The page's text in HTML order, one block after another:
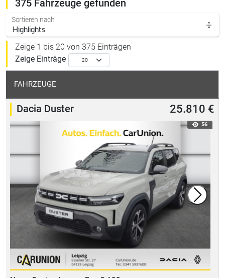
375 Fahrzeuge gefunden
Sortieren nach
Zeige 1 bis 20 von 375 Einträgen
Zeige Einträge
FAHRZEUGE
Dacia Duster 25.810 €
56